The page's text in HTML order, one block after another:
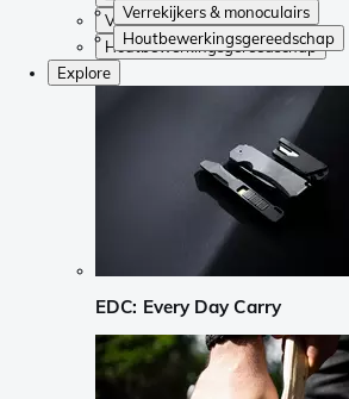
Verrekijkers & monoculairs
Houtbewerkingsgereedschap
Verrekijkers & monoculairs
Houtbewerkingsgereedschap
Explore
EDC: Every Day Carry